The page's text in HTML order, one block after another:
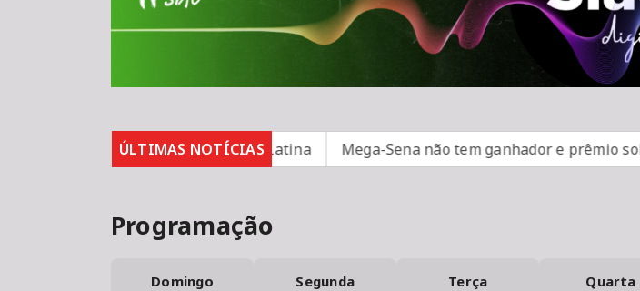
ÚLTIMAS NOTÍCIAS
para segurança na América Latina Mega-Sena não tem ganhador e prêmio sobe
Programação
Domingo Segunda Terça Quarta